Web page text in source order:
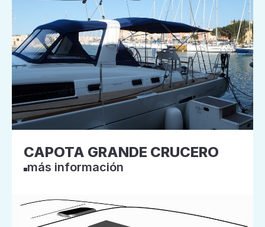
CAPOTA GRANDE CRUCERO
más información